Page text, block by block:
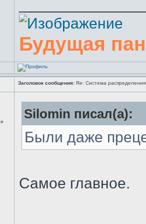
Будущая
Заголовок сообщения: Re: Система распределения
Silomin писал(а):
Были даже
Самое главное.